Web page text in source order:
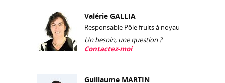
Valérie GALLIA
Responsable Pôle fruits à noyau
Un besoin, une question ?
Contactez-moi
Guillaume MARTIN